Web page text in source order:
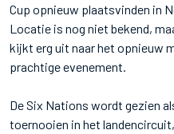
Cup opnieuw plaatsvinden in
Locatie is nog niet bekend,
kijkt erg uit naar het opnieuw
prachtige evenement.
De Six Nations wordt gezien
toernooien in het